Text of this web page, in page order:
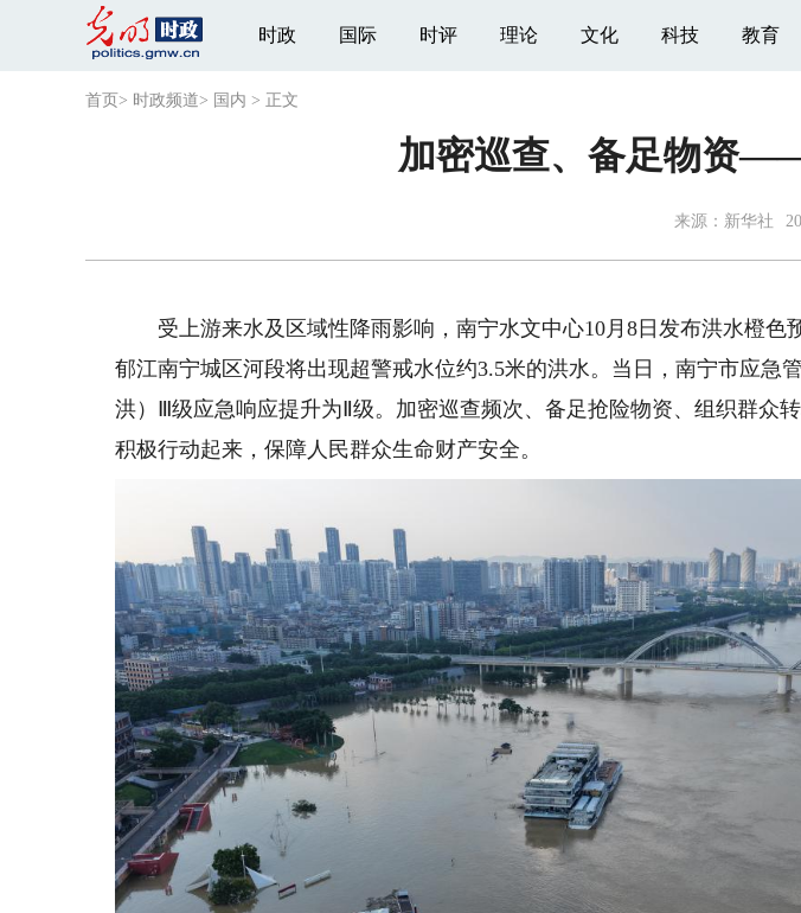
时政 国际 时评 理论 文化 科技 教育
首页 > 时政频道> 国内 > 正文
加密巡查、备足物资
来源： 新华社
受上游来水及区域性降雨影响，南宁水文中心10月8日发布洪水橙色
郁江南宁城区河段将出现超警戒水位约3.5米的洪水。当日，南宁市应急
洪）Ⅲ级应急响应提升为Ⅱ级。加密巡查频次、备足抢险物资、组织群众
积极行动起来，保障人民群众生命财产安全。